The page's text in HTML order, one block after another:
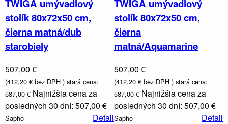
TWIGA umývadlový
stolík 80x72x50 cm,
čierna matná/dub
starobiely
507,00 €
(412,20 € bez DPH ) stará cena:
587,00 € Najnižšia cena za
posledných 30 dní: 507,00 €
Sapho Detail
TWIGA umývadlový
stolík 80x72x50 cm,
čierna
matná/Aquamarine
507,00 €
(412,20 € bez DPH ) stará cena:
587,00 € Najnižšia cena za
posledných 30 dní: 507,00 €
Sapho Detail